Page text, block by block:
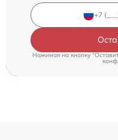
Нажимая на кнопку